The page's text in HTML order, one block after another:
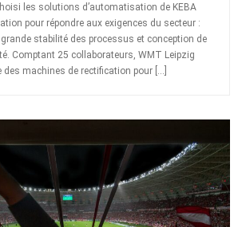
les solutions d’automatisation de KEBA
pour répondre aux exigences du secteur :
stabilité des processus et conception de
Comptant 25 collaborateurs, WMT Leipzig
des machines de rectification pour […]